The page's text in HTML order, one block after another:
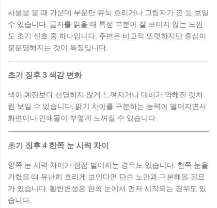
사물을 볼 때 가운데 부분만 유독 흐리거나 그림자가 낀 듯 보일
수 있습니다. 글자를 읽을 때 특정 부분이 잘 보이지 않는 느낌
도 초기 신호 중 하나입니다. 주변은 비교적 또렷하지만 중심이
불분명해지는 것이 특징입니다.
초기 징후 3 색감 변화
색이 예전보다 선명하지 않게 느껴지거나 대비가 약해진 것처
럼 보일 수 있습니다. 밝기 차이를 구분하는 능력이 떨어지면서
화면이나 인쇄물이 뿌옇게 느껴질 수 있습니다.
초기 징후 4 한쪽 눈 시력 차이
양쪽 눈 시력 차이가 점점 벌어지는 경우도 있습니다. 한쪽 눈을
가렸을 때 유난히 흐리게 보인다면 단순 노안과 구분해볼 필요
가 있습니다. 황반변성은 한쪽 눈에서 먼저 시작되는 경우도 있
습니다.